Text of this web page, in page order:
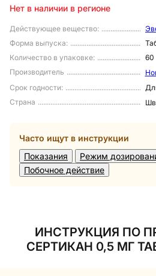
Действующее вещество:
Форма выпуска:
Количество в упаковке:
60
Производитель
Срок годности:
Страна
Часто ищут в инструкции
Показания
Режим
Побочное действие
Нет в наличии в регионе
ИНСТРУКЦИЯ ПО
СЕРТИКАН 0,5 МГ